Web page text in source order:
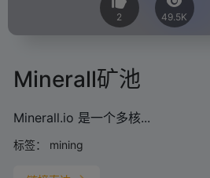
2 49.5K
Minerall矿池
Minerall.io 是一个多核...
标签： mining